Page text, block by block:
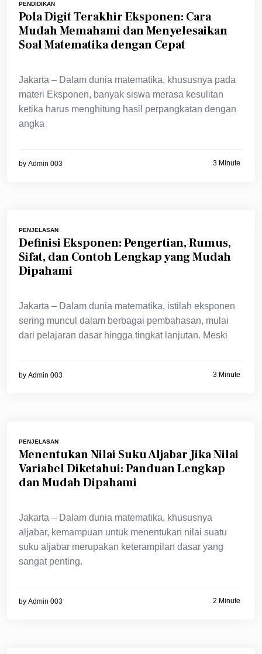
PENDIDIKAN
Pola Digit Terakhir Eksponen: Cara
Mudah Memahami dan Menyelesaikan
Soal Matematika dengan Cepat
Jakarta – Dalam dunia matematika, khususnya pada
materi Eksponen, banyak siswa merasa kesulitan
ketika harus menghitung hasil perpangkatan dengan
angka
by Admin 003 3 Minute
PENJELASAN
Definisi Eksponen: Pengertian, Rumus,
Sifat, dan Contoh Lengkap yang Mudah
Dipahami
Jakarta – Dalam dunia matematika, istilah eksponen
sering muncul dalam berbagai pembahasan, mulai
dari pelajaran dasar hingga tingkat lanjutan. Meski
by Admin 003 3 Minute
PENJELASAN
Menentukan Nilai Suku Aljabar Jika Nilai
Variabel Diketahui: Panduan Lengkap
dan Mudah Dipahami
Jakarta – Dalam dunia matematika, khususnya
aljabar, kemampuan untuk menentukan nilai suatu
suku aljabar merupakan keterampilan dasar yang
sangat penting.
by Admin 003 2 Minute